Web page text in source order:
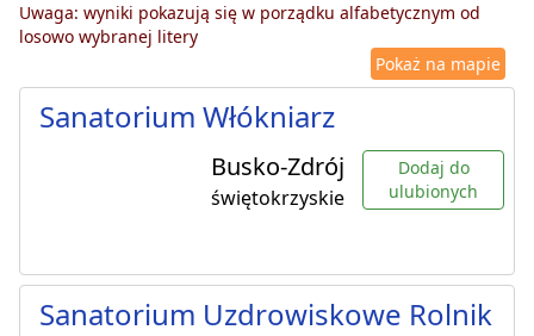
Uwaga: wyniki pokazują się w porządku alfabetycznym od
losowo wybranej litery
Pokaż na mapie
Sanatorium Włókniarz
Busko-Zdrój
świętokrzyskie
Dodaj do
ulubionych
Sanatorium Uzdrowiskowe Rolnik